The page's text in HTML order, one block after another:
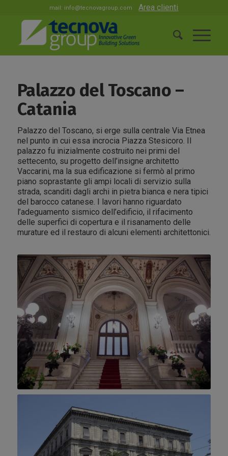
mail: info@tecnovagroup.com Area clienti
Palazzo del Toscano –
Catania
Palazzo del Toscano, si erge sulla centrale Via Etnea
nel punto in cui essa incrocia Piazza Stesicoro. Il
palazzo fu inizialmente costruito nei primi del
settecento, su progetto dell’insigne architetto
Vaccarini, ma la sua edificazione si fermò al primo
piano soprastante gli ampi locali di servizio sulla
strada, scanditi dagli archi in pietra bianca e nera tipici
del barocco catanese. I lavori hanno riguardato
l’adeguamento sismico dell’edificio, il rifacimento
delle superfici di copertura e il risanamento delle
murature ed il restauro di alcuni elementi architettonici.